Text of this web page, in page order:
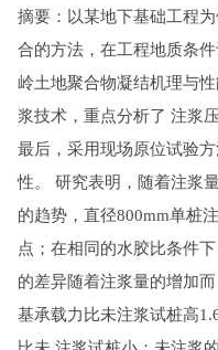
摘要：以某地下基础工程
合的方法，在工程地质条
岭土地聚合物凝结机理与
浆技术，重点分析了 注浆
最后，采用现场原位试验
性。 研究表明，随着注浆
的趋势，直径800mm单桩
点；在相同的水胶比条件
的差异随着注浆量的增加
基承载力比未注浆试桩高